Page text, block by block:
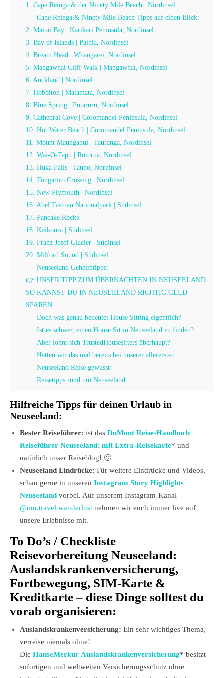
1. Cape Reinga & der Ninety Mile Beach | Nordinsel
Cape Reinga & Ninety Mile Beach Tipps auf einen Blick:
2. Maitai Bay | Karikari Peninsula, Nordinsel
3. Bay of Islands | Paihia, Nordinsel
4. Bream Head | Whangarei, Nordinsel
5. Mangawhai Cliff Walk | Mangawhai, Nordinsel
6. Auckland | Nordinsel
7. Hobbiton | Matamata, Nordinsel
8. Blue Spring | Putaruru, Nordinsel
9. Cathedral Cove | Coromandel Peninsula, Nordinsel
10. Hot Water Beach | Coromandel Peninsula, Nordinsel
11. Mount Maunganui | Tauranga, Nordinsel
12. Wai-O-Tapu | Rotorua, Nordinsel
13. Huka Falls | Taupo, Nordinsel
14. Tongariro Crossing | Nordinsel
15. New Plymouth | Nordinsel
16. Abel Tasman Nationalpark | Südinsel
17. Pancake Rocks
18. Kaikoura | Südinsel
19. Franz Josef Glacier | Südinsel
20. Milford Sound | Südinsel
Neuseeland Geheimtipps:
👉 UNSER TIPP ZUM ÜBERNACHTEN IN NEUSEELAND:
SO KANNST DU IN NEUSEELAND RICHTIG GELD
SPAREN
Doch was genau bedeutet House Sitting eigentlich?
Ist es schwer, einen House Sit in Neuseeland zu finden?
Aber lohnt sich TrustedHousesitters überhaupt?
Hätten wir das mal bereits bei unserer allerersten
Neuseeland Reise gewusst!
Reisetipps rund um Neuseeland
Hilfreiche Tipps für deinen Urlaub in
Neuseeland:
Bester Reiseführer: ist das DuMont Reise-Handbuch
Reiseführer Neuseeland: mit Extra-Reisekarte* und
natürlich unser Reiseblog! 🙂
Neuseeland Eindrücke: Für weitere Eindrücke und Videos,
schau gerne in unseren Instagram Story Highlights
Neuseeland vorbei. Auf unserem Instagram-Kanal
@our.travel.wanderlust nehmen wir euch immer live auf
unsere Erlebnisse mit.
To Do’s / Checkliste
Reisevorbereitung Neuseeland:
Auslandskrankenversicherung,
Fortbewegung, SIM-Karte &
Kreditkarte – diese Dinge solltest du
vorab organisieren:
Auslandskrankenversicherung: Ein sehr wichtiges Thema,
verreise niemals ohne!
Die HanseMerkur Auslandskrankenversicherung* besitzt
sofortigen und weltweiten Versicherungsschutz ohne